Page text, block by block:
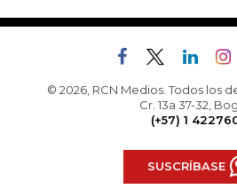
© 2026, RCN Medios. Todos los
Cr. 13a 37-32,
(+57) 1
SUSCRÍBASE